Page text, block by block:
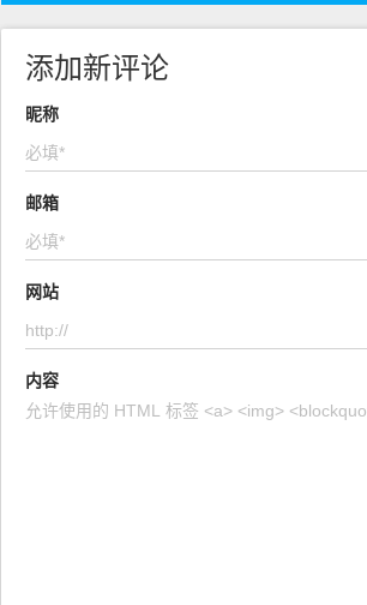
添加新评论
昵称
邮箱
网站
内容